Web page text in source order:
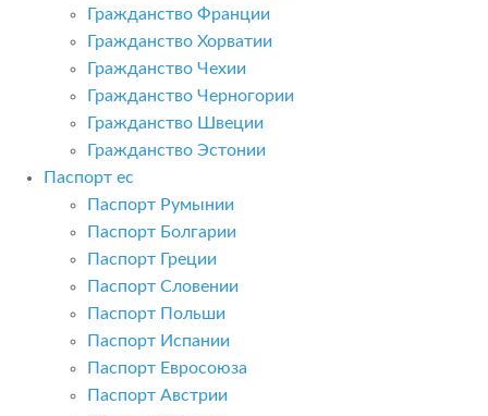
Гражданство Франции
Гражданство Хорватии
Гражданство Чехии
Гражданство Черногории
Гражданство Швеции
Гражданство Эстонии
Паспорт ес
Паспорт Румынии
Паспорт Болгарии
Паспорт Греции
Паспорт Словении
Паспорт Польши
Паспорт Испании
Паспорт Евросоюза
Паспорт Австрии